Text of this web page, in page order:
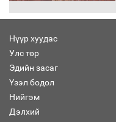
Нүүр хуудас
Улс төр
Эдийн засаг
Үзэл бодол
Нийгэм
Дэлхий